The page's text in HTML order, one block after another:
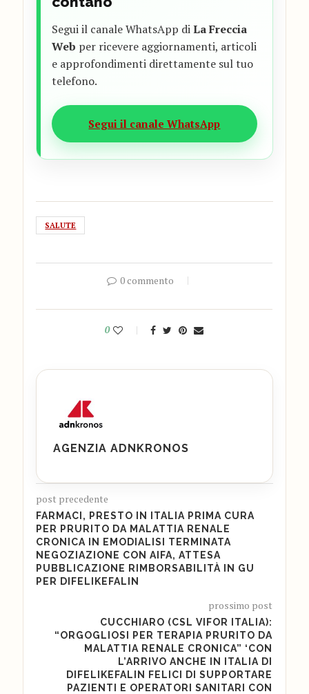
Segui il canale WhatsApp diLa Freccia
Web per ricevere aggiornamenti, articoli
e approfondimenti direttamente sul tuo
telefono.
Segui il canale WhatsApp
SALUTE
0 commento
0
AGENZIA ADNKRONOS
post precedente
FARMACI, PRESTO IN ITALIA PRIMA CURA
PER PRURITO DA MALATTIA RENALE
CRONICA IN EMODIALISI TERMINATA
NEGOZIAZIONE CON AIFA, ATTESA
PUBBLICAZIONE RIMBORSABILITÀ IN GU
PER DIFELIKEFALIN
prossimo post
CUCCHIARO (CSL VIFOR ITALIA):
“ORGOGLIOSI PER TERAPIA PRURITO DA
MALATTIA RENALE CRONICA” ‘CON
L’ARRIVO ANCHE IN ITALIA DI
DIFELIKEFALIN FELICI DI SUPPORTARE
PAZIENTI E OPERATORI SANITARI CON